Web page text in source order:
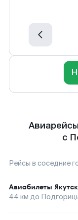
с
Рейсы в соседние
Авиабилеты Якутск
44 км до